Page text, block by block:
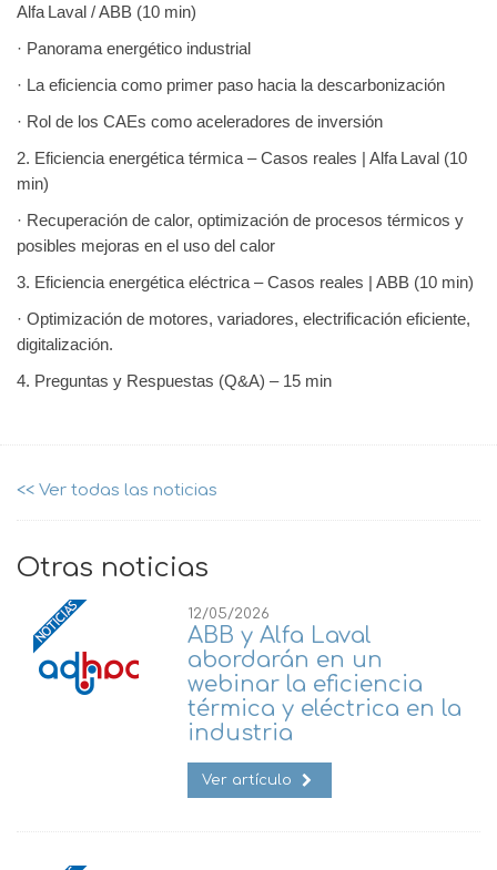
Alfa Laval / ABB (10 min)
· Panorama energético industrial
· La eficiencia como primer paso hacia la descarbonización
· Rol de los CAEs como aceleradores de inversión
2. Eficiencia energética térmica – Casos reales | Alfa Laval (10
min)
· Recuperación de calor, optimización de procesos térmicos y
posibles mejoras en el uso del calor
3. Eficiencia energética eléctrica – Casos reales | ABB (10 min)
· Optimización de motores, variadores, electrificación eficiente,
digitalización.
4. Preguntas y Respuestas (Q&A) – 15 min
<< Ver todas las noticias
Otras noticias
12/05/2026
ABB y Alfa Laval
abordarán en un
webinar la eficiencia
térmica y eléctrica en la
industria
Ver artículo